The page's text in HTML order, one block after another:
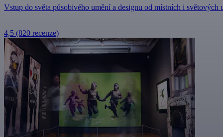
Vstup do světa působivého umění a designu od místních i světových
4,5 (820 recenze)